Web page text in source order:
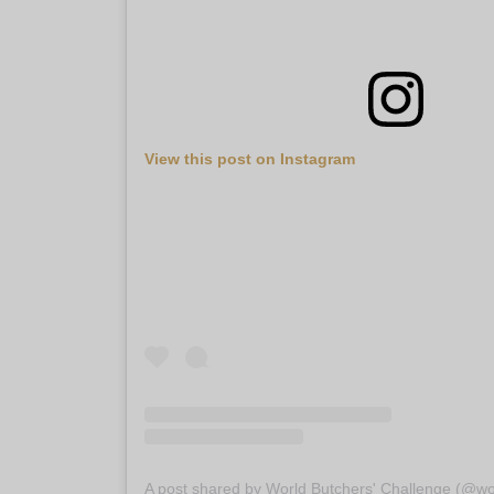
View this post on Instagram
A post shared by World Butchers' Challenge